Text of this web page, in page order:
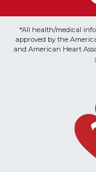
*All health/medical
approved by the
and American Heart